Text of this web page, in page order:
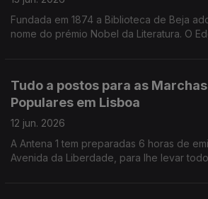
Fundada em 1874 a Biblioteca de Beja
nome do prémio Nobel da Literatura. O
Tudo a postos para as
Populares em Lisboa
12 jun. 2026
A Antena 1 tem preparadas 6 horas de
Avenida da Liberdade, para lhe levar